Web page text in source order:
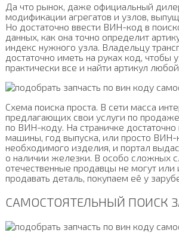
Да что рынок, даже официальный
модификации агрегатов и узлов,
Но достаточно ввести ВИН-код в
данных, как она точно определит
индекс нужного узла. Владельцу
достаточно иметь на руках код, чтобы
практически все и найти артикул
Схема поиска проста. В сети масса
предлагающих свои услуги по
по ВИН-коду. На страничке
машины, год выпуска, или просто ВИН-
необходимого изделия, и портал
о наличии железки. В особо сложных
отечественные продавцы не могут
продавать деталь, покупаем её у
САМОСТОЯТЕЛЬНЫЙ ПОИСК